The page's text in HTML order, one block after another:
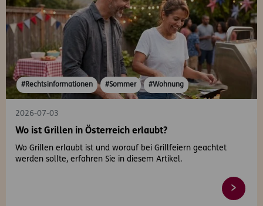
#Rechtsinformationen #Sommer #Wohnung
2026-07-03
Wo ist Grillen in Österreich erlaubt?
Wo Grillen erlaubt ist und worauf bei Grillfeiern geachtet
werden sollte, erfahren Sie in diesem Artikel.